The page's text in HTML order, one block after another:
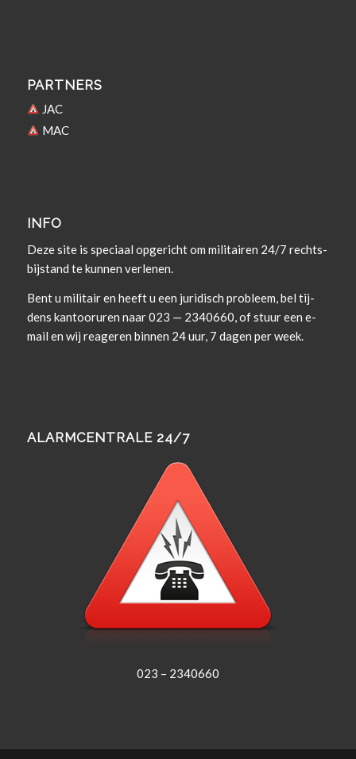
PARTNERS
JAC
MAC
INFO
Deze site is spe­ci­aal opgericht om militairen 24/7 rechts­
bi­j­s­tand te kun­nen verlenen.
Bent u militair en heeft u een juridisch prob­leem, bel tij­
dens kan­tooruren naar 023 — 2340660, of stuur een e-
mail en wij rea­geren bin­nen 24 uur, 7 dagen per week.
ALARMCENTRALE 24/7
023 – 2340660